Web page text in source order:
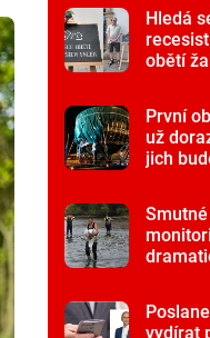
Hledá
obětí
První
už
jich
vydírat